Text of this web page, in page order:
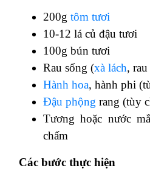
200g tôm tươi
10-12 lá củ đậu tươi
100g bún tươi
Rau sống (xà lách,
Hành hoa, hành phi
Đậu phộng rang (tùy
Tương hoặc nước
chấm
Các bước thực hiện